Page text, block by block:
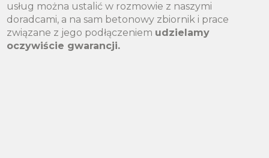
usług można ustalić w rozmowie z naszymi
doradcami, a na sam betonowy zbiornik i prace
związane z jego podłączeniem udzielamy
oczywiście gwarancji.